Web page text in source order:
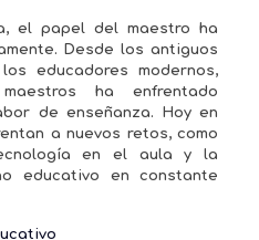
el papel del maestro ha
Desde los antiguos
educadores modernos,
ha enfrentado
de enseñanza. Hoy en
a nuevos retos, como
en el aula y la
educativo en constante